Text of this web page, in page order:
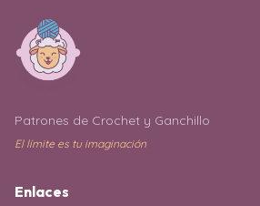
Patrones de Crochet y Ganchillo
El límite es tu imaginación
Enlaces